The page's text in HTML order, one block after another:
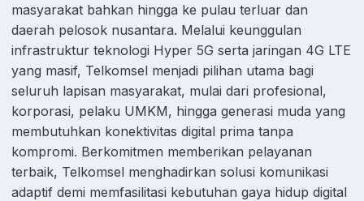
masyarakat bahkan hingga ke pulau terluar dan
daerah pelosok nusantara. Melalui keunggulan
infrastruktur teknologi Hyper 5G serta jaringan 4G LTE
yang masif, Telkomsel menjadi pilihan utama bagi
seluruh lapisan masyarakat, mulai dari profesional,
korporasi, pelaku UMKM, hingga generasi muda yang
membutuhkan konektivitas digital prima tanpa
kompromi. Berkomitmen memberikan pelayanan
terbaik, Telkomsel menghadirkan solusi komunikasi
adaptif demi memfasilitasi kebutuhan gaya hidup digital